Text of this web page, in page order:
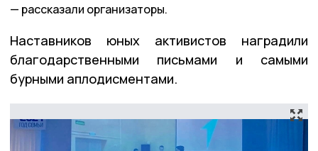
рассказали организаторы.
Наставников юных активистов наградили
благодарственными письмами и самыми
бурными аплодисментами.